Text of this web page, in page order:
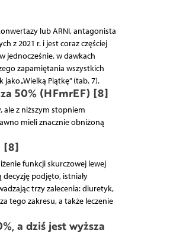
lub ARNI, antagonista
z 2021 r. i jest coraz częściej
jednocześnie, w dawkach
zapamiętania wszystkich
„Wielką Piątkę” (tab. 7).
50% (HFmrEF) [8]
ale z niższym stopniem
mieli znacznie obniżoną
[8]
funkcji skurczowej lewej
podjęto, istniały
trzy zalecenia: diuretyk,
tego zakresu, a także leczenie
a dziś jest wyższa